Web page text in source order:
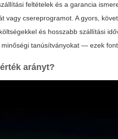
feltételek és a garancia
vagy csereprogramot. A gyors,
és hosszabb szállítási
tanúsítványokat — ezek
arányt?